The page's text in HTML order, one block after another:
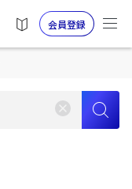
会員登録